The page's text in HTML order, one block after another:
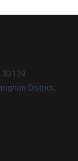
33139
District,